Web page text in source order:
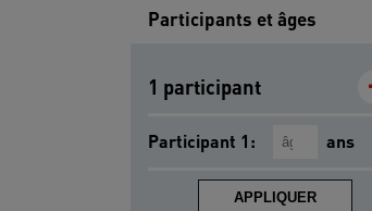
Participants et âges
1 participant
Participant 1: ans
APPLIQUER